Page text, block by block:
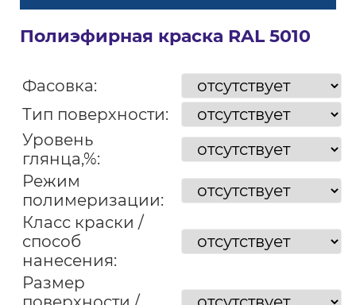
Полиэфирная краска RAL 5010
Фасовка:
Тип поверхности:
Уровень
глянца,%:
Режим
полимеризации:
Класс краски /
способ
нанесения:
Размер